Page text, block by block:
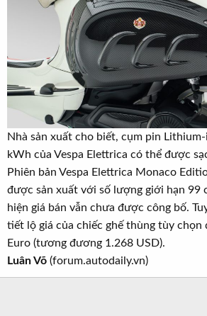
Nhà sản xuất cho biết, cụm pin
kWh của Vespa Elettrica có thể được
Phiên bản Vespa Elettrica Monaco
được sản xuất với số lượng giới hạn 99
hiện giá bán vẫn chưa được công bố.
tiết lộ giá của chiếc ghế thùng tùy chọn
Euro (tương đương 1.268 USD).
Luân Võ (forum.autodaily.vn)